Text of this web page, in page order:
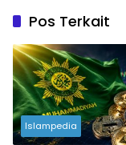
Pos Terkait
Islampedia